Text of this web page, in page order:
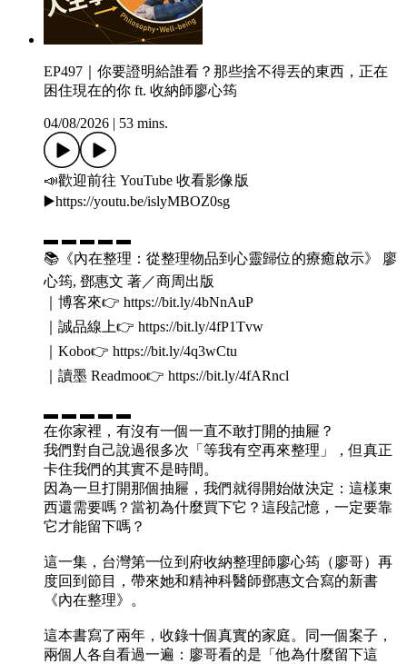
EP497｜你要證明給誰看？那些捨不得丟的東西，正在
困住現在的你 ft. 收納師廖心筠
04/08/2026 53 mins.
📣歡迎前往 YouTube 收看影像版
▶️https://youtu.be/islyMBOZ0sg
▬ ▬ ▬ ▬ ▬
📚《內在整理：從整理物品到心靈歸位的療癒啟示》 廖
心筠, 鄧惠文 著／商周出版
｜博客來👉 https://bit.ly/4bNnAuP
｜誠品線上👉 https://bit.ly/4fP1Tvw
｜Kobo👉 https://bit.ly/4q3wCtu
｜讀墨 Readmoo👉 https://bit.ly/4fARncl
▬ ▬ ▬ ▬ ▬
在你家裡，有沒有一個一直不敢打開的抽屜？
我們對自己說過很多次「等我有空再來整理」，但真正
卡住我們的其實不是時間。
因為一旦打開那個抽屜，我們就得開始做決定：這樣東
西還需要嗎？當初為什麼買下它？這段記憶，一定要靠
它才能留下嗎？
這一集，台灣第一位到府收納整理師廖心筠（廖哥）再
度回到節目，帶來她和精神科醫師鄧惠文合寫的新書
《內在整理》。
這本書寫了兩年，收錄十個真實的家庭。同一個案子，
兩個人各自看過一遍：廖哥看的是「他為什麼留下這